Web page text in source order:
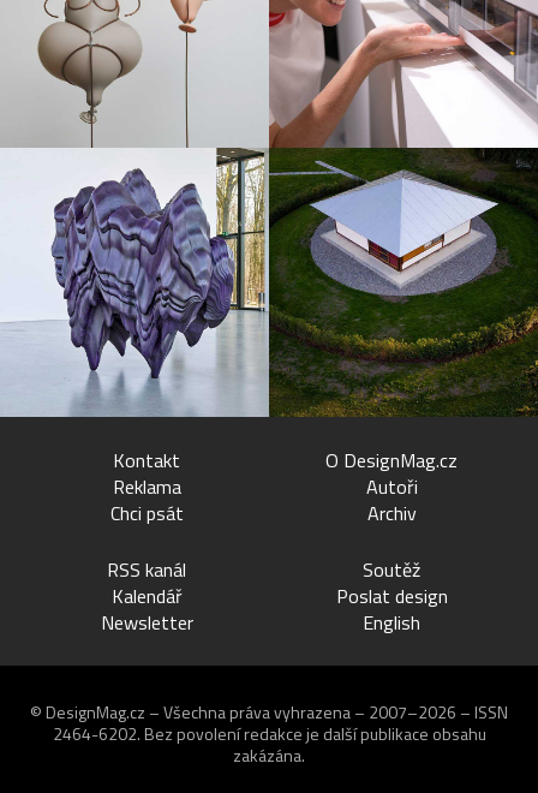
Kontakt
Reklama
Chci psát
O DesignMag.cz
Autoři
Archiv
RSS kanál
Kalendář
Newsletter
Soutěž
Poslat design
English
© DesignMag.cz – Všechna práva vyhrazena – 2007–2026 – ISSN
2464-6202. Bez povolení redakce je další publikace obsahu
zakázána.